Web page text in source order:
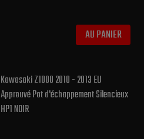
AU PANIER
Kawasaki Z1000 2010 - 2013 EU
Approuvé Pot d'échappement Silencieux
HP1 NOIR